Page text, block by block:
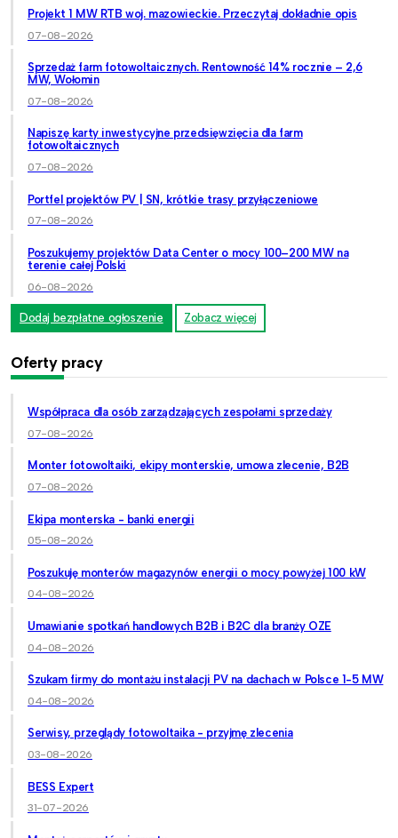
Projekt 1 MW RTB woj. mazowieckie. Przeczytaj dokładnie opis
07-08-2026
Sprzedaż farm fotowoltaicznych. Rentowność 14% rocznie – 2,6
MW, Wołomin
07-08-2026
Napiszę karty inwestycyjne przedsięwzięcia dla farm
fotowoltaicznych
07-08-2026
Portfel projektów PV | SN, krótkie trasy przyłączeniowe
07-08-2026
Poszukujemy projektów Data Center o mocy 100–200 MW na
terenie całej Polski
06-08-2026
Dodaj bezpłatne ogłoszenie Zobacz więcej
Oferty pracy
Współpraca dla osób zarządzających zespołami sprzedaży
07-08-2026
Monter fotowoltaiki, ekipy monterskie, umowa zlecenie, B2B
07-08-2026
Ekipa monterska - banki energii
05-08-2026
Poszukuję monterów magazynów energii o mocy powyżej 100 kW
04-08-2026
Umawianie spotkań handlowych B2B i B2C dla branży OZE
04-08-2026
Szukam firmy do montażu instalacji PV na dachach w Polsce 1-5 MW
04-08-2026
Serwisy, przeglądy fotowoltaika - przyjmę zlecenia
03-08-2026
BESS Expert
31-07-2026